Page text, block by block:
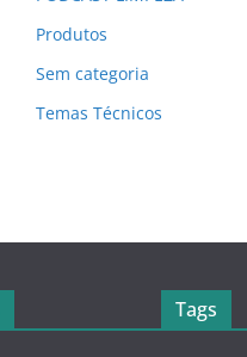
Produtos
Sem categoria
Temas Técnicos
Tags